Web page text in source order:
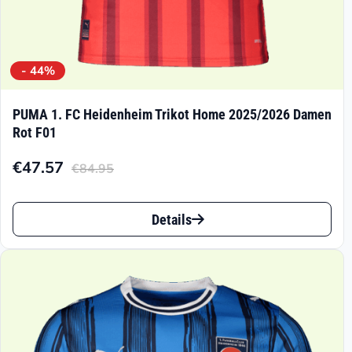
- 44%
PUMA 1. FC Heidenheim Trikot Home 2025/2026 Damen
Rot F01
€84.95
Ursprünglicher
Preis
€84.95
€47.57
Aktueller
Preis
€47.57.
Dieses
Produkt
Varianten
auf.
Details